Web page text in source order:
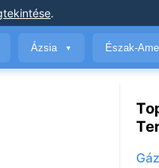
.
Ázsia ▼ Észak-